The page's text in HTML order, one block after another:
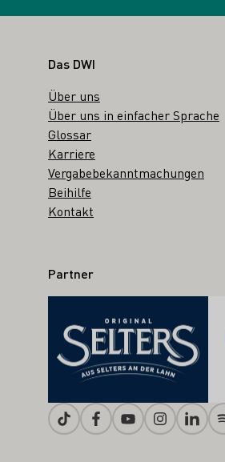
Fußbereich
Das DWI
Über uns
Über uns in einfacher Sprache
Glossar
Karriere
Vergabebekanntmachungen
Beihilfe
Kontakt
Partner
TiktokFacebookYoutubeInstagram